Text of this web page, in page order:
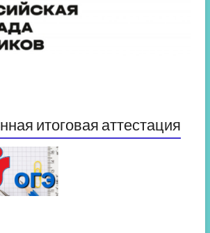
итоговая аттестация